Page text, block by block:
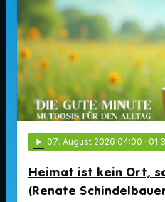
play_arrow 07. August 2026 04:00 ·
Heimat ist kein Ort,
(Renate